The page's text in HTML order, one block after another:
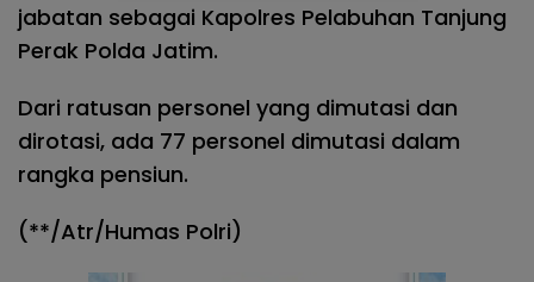
jabatan sebagai Kapolres Pelabuhan Tanjung
Perak Polda Jatim.
Dari ratusan personel yang dimutasi dan
dirotasi, ada 77 personel dimutasi dalam
rangka pensiun.
(**/Atr/Humas Polri)